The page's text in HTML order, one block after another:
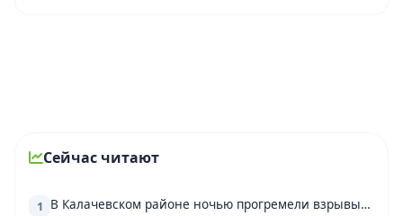
Сейчас читают
1 В Калачевском районе ночью прогремели взрывы…